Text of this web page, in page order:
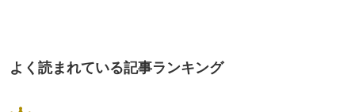
よく読まれている記事ランキング